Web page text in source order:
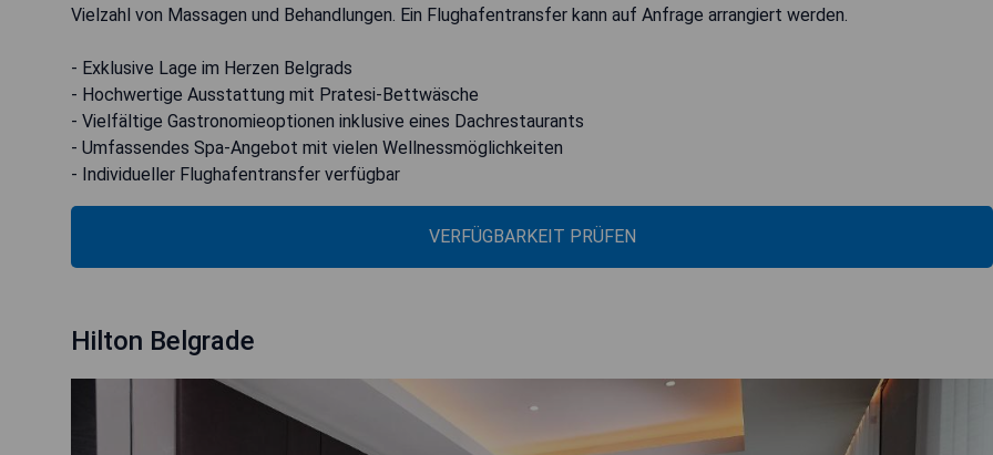
Vielzahl von Massagen und Behandlungen. Ein Flughafentransfer kann auf Anfrage arrangiert werden.
- Exklusive Lage im Herzen Belgrads
- Hochwertige Ausstattung mit Pratesi-Bettwäsche
- Vielfältige Gastronomieoptionen inklusive eines Dachrestaurants
- Umfassendes Spa-Angebot mit vielen Wellnessmöglichkeiten
- Individueller Flughafentransfer verfügbar
VERFÜGBARKEIT PRÜFEN
Hilton Belgrade